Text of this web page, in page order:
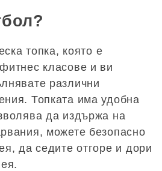
топка, която е
класове и ви
различни
Топката има удобна
да издържа на
можете безопасно
да седите отгоре и дори